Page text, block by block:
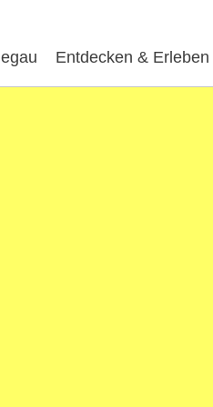
Entdecken & Erleben